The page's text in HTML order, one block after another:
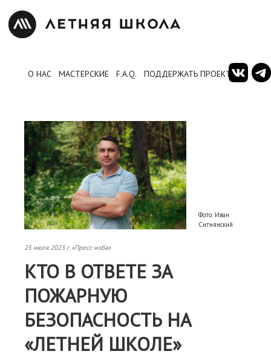
О НАС МАСТЕРСКИЕ F.A.Q. ПОДДЕРЖАТЬ ПРОЕКТ
Фото: Иван
Ситнянский
25 июля 2023 г. «Пресс-изба»
КТО В ОТВЕТЕ ЗА
ПОЖАРНУЮ
БЕЗОПАСНОСТЬ НА
«ЛЕТНЕЙ ШКОЛЕ»